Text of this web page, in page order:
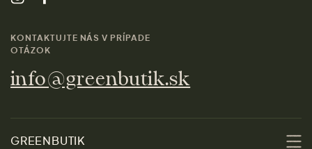
KONTAKTUJTE NÁS V PRÍPADE
OTÁZOK
info@greenbutik.sk
GREENBUTIK